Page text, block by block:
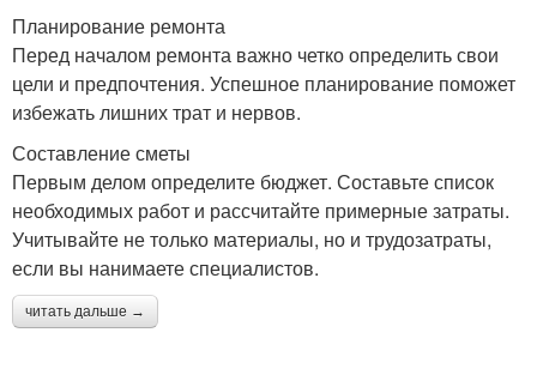
Планирование ремонта
Перед началом ремонта важно четко определить свои
цели и предпочтения. Успешное планирование поможет
избежать лишних трат и нервов.
Составление сметы
Первым делом определите бюджет. Составьте список
необходимых работ и рассчитайте примерные затраты.
Учитывайте не только материалы, но и трудозатраты,
если вы нанимаете специалистов.
читать дальше →